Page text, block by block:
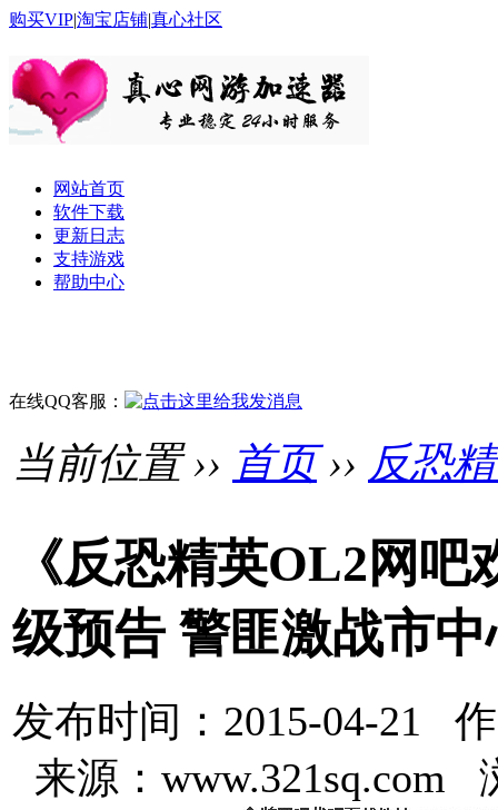
购买VIP|淘宝店铺|真心社区
网站首页
软件下载
更新日志
支持游戏
帮助中心
在线QQ客服：
当前位置 ›› 首页›› 反恐
《反恐精英OL2网
级预告 警匪激战市中
发布时间：2015-04-21
来源：www.321sq.com